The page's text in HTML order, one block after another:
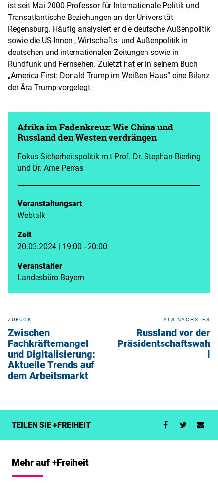
ist seit Mai 2000 Professor für Internationale Politik und
Transatlantische Beziehungen an der Universität
Regensburg. Häufig analysiert er die deutsche Außenpolitik
sowie die US-Innen-, Wirtschafts- und Außenpolitik in
deutschen und internationalen Zeitungen sowie in
Rundfunk und Fernsehen. Zuletzt hat er in seinem Buch
„America First: Donald Trump im Weißen Haus“ eine Bilanz
der Ära Trump vorgelegt.
Afrika im Fadenkreuz: Wie China und
Russland den Westen verdrängen
Fokus Sicherheitspolitik mit Prof. Dr. Stephan Bierling
und Dr. Arne Perras
Veranstaltungsart
Webtalk
Zeit
20.03.2024 | 19:00 - 20:00
Veranstalter
Landesbüro Bayern
ZURÜCK
Zwischen
Fachkräftemangel
und Digitalisierung:
Aktuelle Trends auf
dem Arbeitsmarkt
ALS NÄCHSTES
Russland vor der
Präsidentschaftswah
l
TEILEN SIE +FREIHEIT
Mehr auf +Freiheit